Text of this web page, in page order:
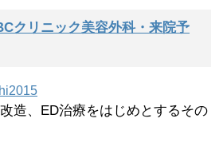
クリニック美容外科・来院予
造、ED治療をはじめとするその